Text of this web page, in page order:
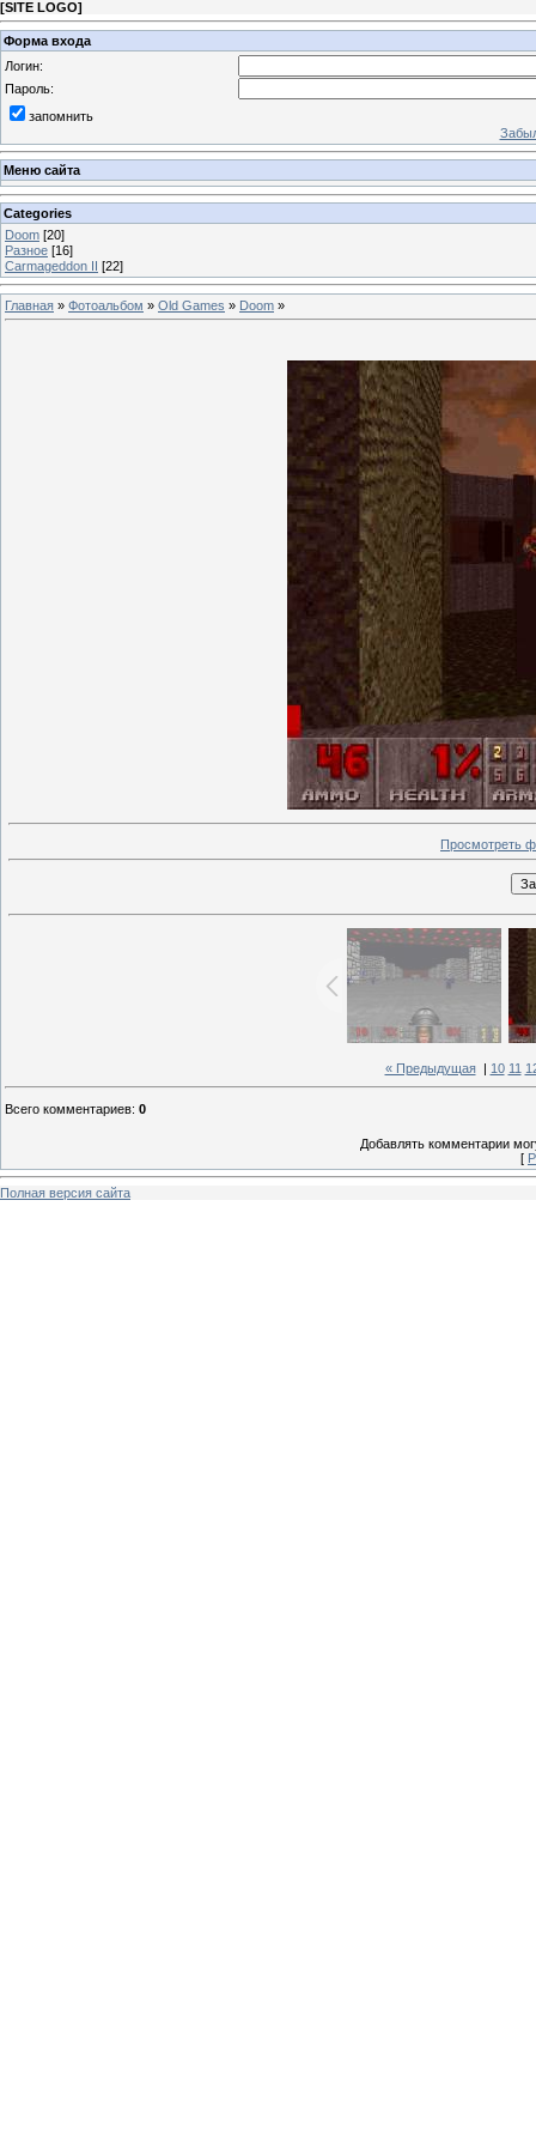
[SITE LOGO]
Форма входа
Логин:
Пароль:
запомнить
Меню сайта
Categories
Doom [20]
Разное [16]
Carmageddon II [22]
Главная » Фотоальбом » Old Games » Doom »
Просмотреть
« Предыдущая| 10 11
Всего комментариев: 0
Добавлять комментарии
[
Полная версия сайта